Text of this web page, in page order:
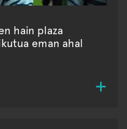
hain plaza
eman ahal